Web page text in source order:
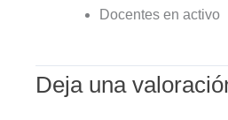
Docentes en activo
Deja una